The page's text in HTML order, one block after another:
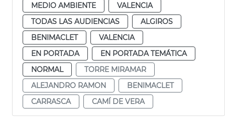
MEDIO AMBIENTE
VALENCIA
TODAS LAS AUDIENCIAS
ALGIROS
BENIMACLET
VALENCIA
EN PORTADA
EN PORTADA TEMÁTICA
NORMAL
TORRE MIRAMAR
ALEJANDRO RAMON
BENIMACLET
CARRASCA
CAMÍ DE VERA